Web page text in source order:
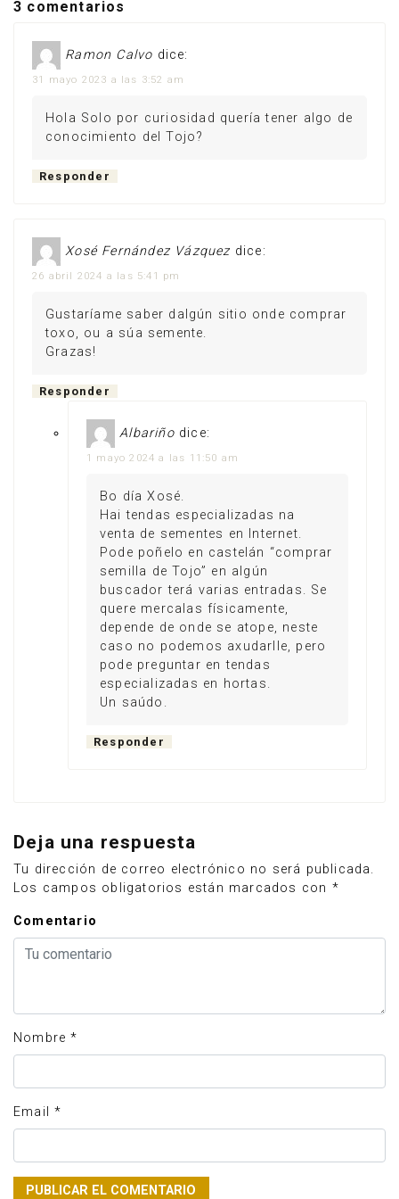
3 comentarios
Ramon Calvo dice:
31 mayo 2023 a las 3:52 am
Hola Solo por curiosidad quería tener algo de
conocimiento del Tojo?
Responder
Xosé Fernández Vázquez dice:
26 abril 2024 a las 5:41 pm
Gustaríame saber dalgún sitio onde comprar
toxo, ou a súa semente.
Grazas!
Responder
Albariño dice:
1 mayo 2024 a las 11:50 am
Bo día Xosé.
Hai tendas especializadas na
venta de sementes en Internet.
Pode poñelo en castelán “comprar
semilla de Tojo” en algún
buscador terá varias entradas. Se
quere mercalas físicamente,
depende de onde se atope, neste
caso no podemos axudarlle, pero
pode preguntar en tendas
especializadas en hortas.
Un saúdo.
Responder
Deja una respuesta
Tu dirección de correo electrónico no será publicada.
Los campos obligatorios están marcados con *
Comentario
Nombre *
Email *